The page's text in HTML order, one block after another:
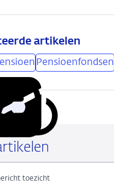
artikelen
Pensioenfondsen
DeelKopieer
toezicht